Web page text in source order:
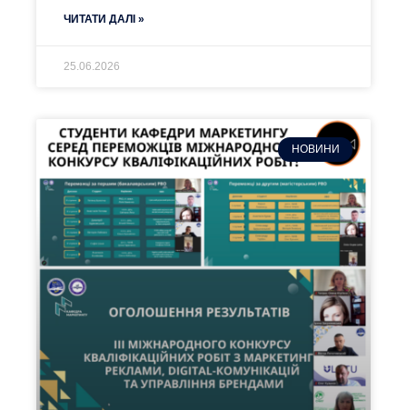
ЧИТАТИ ДАЛІ »
25.06.2026
НОВИНИ